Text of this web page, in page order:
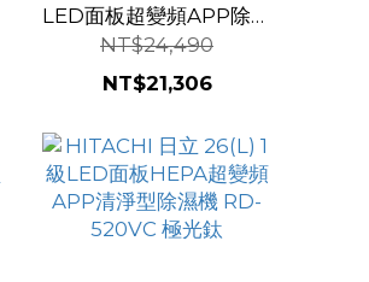
LED面板超變頻APP除濕
機 RD-460VJ 隱霧鈦
NT$24,490
NT$21,306